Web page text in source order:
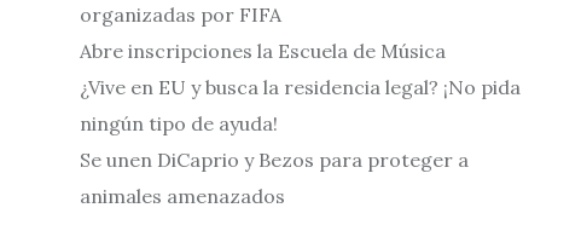
organizadas por FIFA
Abre inscripciones la Escuela de Música
¿Vive en EU y busca la residencia legal? ¡No pida
ningún tipo de ayuda!
Se unen DiCaprio y Bezos para proteger a
animales amenazados